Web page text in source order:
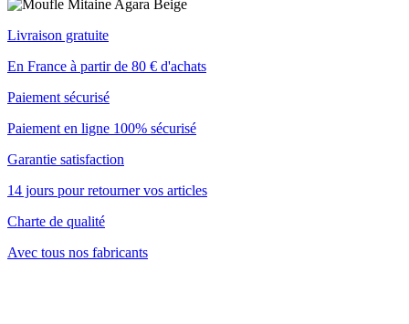
Livraison gratuite
En France à partir de 80 € d'achats
Paiement sécurisé
Paiement en ligne 100% sécurisé
Garantie satisfaction
14 jours pour retourner vos articles
Charte de qualité
Avec tous nos fabricants